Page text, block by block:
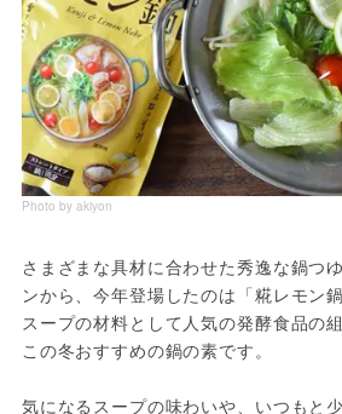
Photo by akiyon
さまざまな具材に合わせた秀逸な鍋つ
ンから、今年登場したのは「糀レモン
スープの材料として人気の発酵食品の
この冬おすすめの鍋の素です。
気になるスープの味わいや、いつもと